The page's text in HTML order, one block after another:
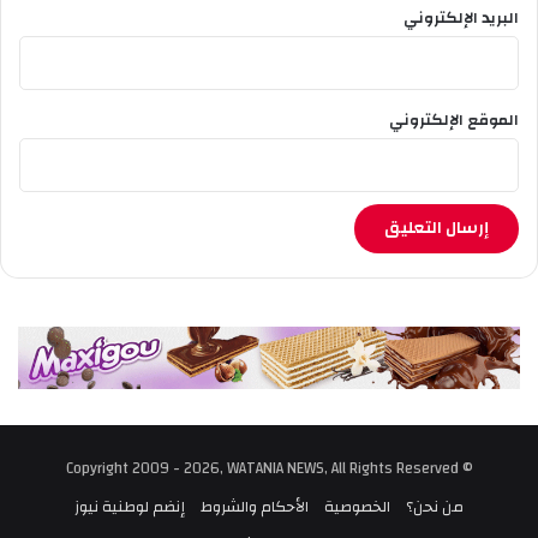
ا
ل
ة
البريد الإلكتروني
الموقع الإلكتروني
© Copyright 2009 - 2026, WATANIA NEWS, All Rights Reserved
من نحن؟
الخصوصية الأحكام والشروط إنضم لوطنية نيوز